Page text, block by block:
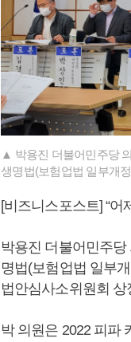
▲ 박용진 더불어민주당
생명법(보험업법 일부개
[비즈니스포스트] “어
박용진 더불어민주당
명법(보험업법 일부
법안심사소위원회
박 의원은 2022 피파